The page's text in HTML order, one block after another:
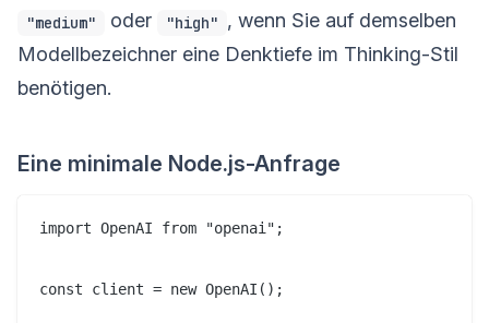
"medium" oder "high" , wenn Sie auf demselben
Modellbezeichner eine Denktiefe im Thinking-Stil
benötigen.
Eine minimale Node.js-Anfrage
import OpenAI from "openai";
const client = new OpenAI();